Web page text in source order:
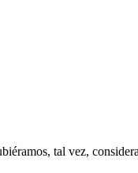
tal vez,